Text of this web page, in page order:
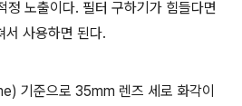
노출이다. 필터 구하기가 힘들다면
사용하면 된다.
기준으로 35mm 렌즈 세로 화각이